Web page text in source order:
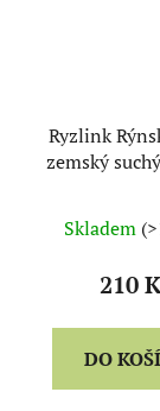
Ryzlink
zemský
Skladem
210
DO